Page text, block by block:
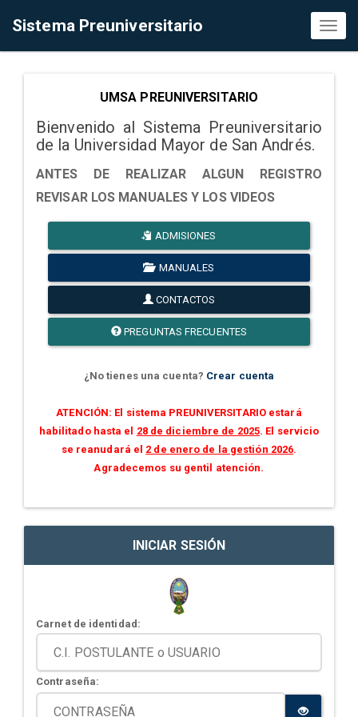
Sistema Preuniversitario
UMSA PREUNIVERSITARIO
Bienvenido al Sistema Preuniversitario
de la Universidad Mayor de San Andrés.
ANTES DE REALIZAR ALGUN REGISTRO
REVISAR LOS MANUALES Y LOS VIDEOS
ADMISIONES
MANUALES
CONTACTOS
PREGUNTAS FRECUENTES
¿No tienes una cuenta? Crear cuenta
ATENCIÓN: El sistema PREUNIVERSITARIO estará
habilitado hasta el 28 de diciembre de 2025. El servicio
se reanudará el 2 de enero de la gestión 2026.
Agradecemos su gentil atención.
INICIAR SESIÓN
Carnet de identidad:
Contraseña: